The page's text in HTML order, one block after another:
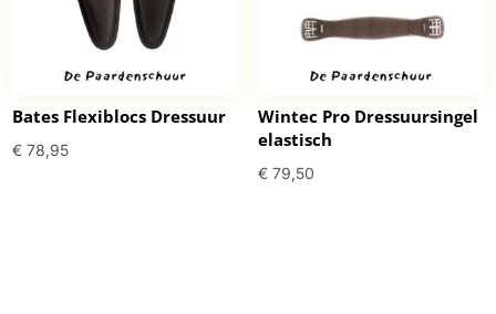
Bates Flexiblocs Dressuur
€ 78,95
Wintec Pro Dressuursingel
elastisch
€79,50